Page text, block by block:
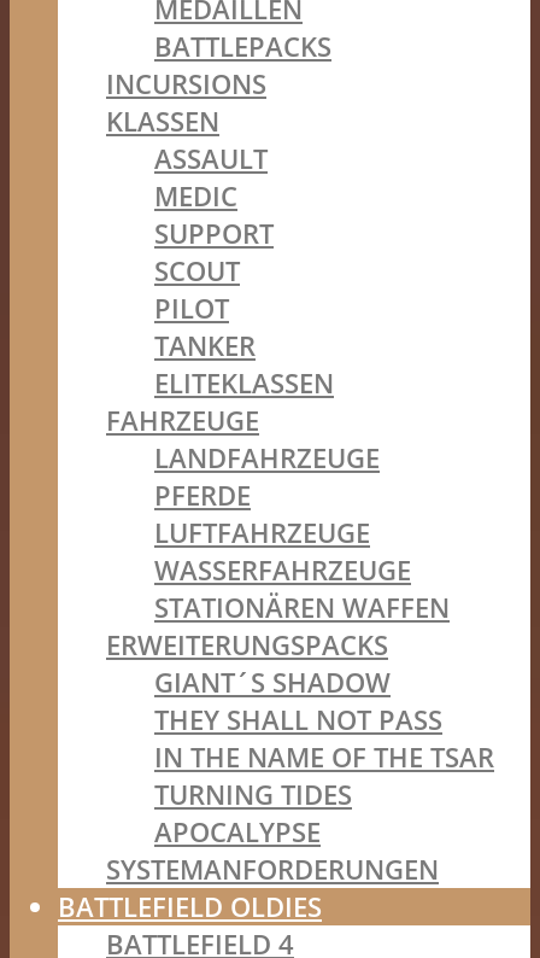
MEDAILLEN
BATTLEPACKS
INCURSIONS
KLASSEN
ASSAULT
MEDIC
SUPPORT
SCOUT
PILOT
TANKER
ELITEKLASSEN
FAHRZEUGE
LANDFAHRZEUGE
PFERDE
LUFTFAHRZEUGE
WASSERFAHRZEUGE
STATIONÄREN WAFFEN
ERWEITERUNGSPACKS
GIANT´S SHADOW
THEY SHALL NOT PASS
IN THE NAME OF THE TSAR
TURNING TIDES
APOCALYPSE
SYSTEMANFORDERUNGEN
BATTLEFIELD OLDIES
BATTLEFIELD 4